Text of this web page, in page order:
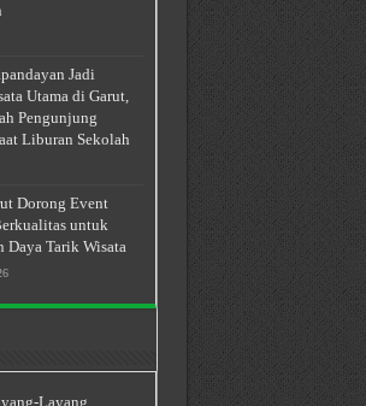
Jadi
Utama di Garut,
Pengunjung
Liburan Sekolah
Dorong Event
untuk
Daya Tarik Wisata
Layang